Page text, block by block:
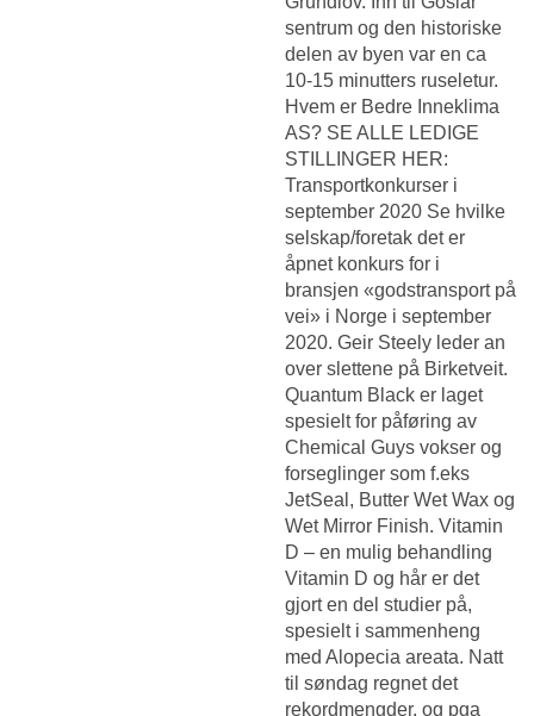
sentrum og den historiske
delen av byen var en ca
10-15 minutters ruseletur.
Hvem er Bedre Inneklima
AS? SE ALLE LEDIGE
STILLINGER HER:
Transportkonkurser i
september 2020 Se hvilke
selskap/foretak det er
åpnet konkurs for i
bransjen «godstransport på
vei» i Norge i september
2020. Geir Steely leder an
over slettene på Birketveit.
Quantum Black er laget
spesielt for påføring av
Chemical Guys vokser og
forseglinger som f.eks
JetSeal, Butter Wet Wax og
Wet Mirror Finish. Vitamin
D – en mulig behandling
Vitamin D og hår er det
gjort en del studier på,
spesielt i sammenheng
med Alopecia areata. Natt
til søndag regnet det
rekordmengder, og pga